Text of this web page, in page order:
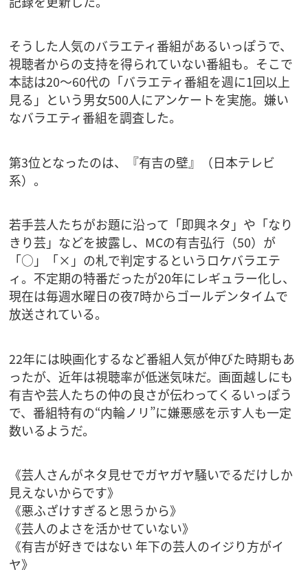
そうした人気のバラエティ番組があるいっぽうで、
視聴者からの支持を得られていない番組も。そこで
本誌は20～60代の「バラエティ番組を週に1回以上
見る」という男女500人にアンケートを実施。嫌い
なバラエティ番組を調査した。
第3位となったのは、『有吉の壁』（日本テレビ
系）。
若手芸人たちがお題に沿って「即興ネタ」や「なり
きり芸」などを披露し、MCの有吉弘行（50）が
「○」「×」の札で判定するというロケバラエテ
ィ。不定期の特番だったが20年にレギュラー化し、
現在は毎週水曜日の夜7時からゴールデンタイムで
放送されている。
22年には映画化するなど番組人気が伸びた時期もあ
ったが、近年は視聴率が低迷気味だ。画面越しにも
有吉や芸人たちの仲の良さが伝わってくるいっぽう
で、番組特有の“内輪ノリ”に嫌悪感を示す人も一定
数いるようだ。
《芸人さんがネタ見せでガヤガヤ騒いでるだけしか
見えないからです》
《悪ふざけすぎると思うから》
《芸人のよさを活かせていない》
《有吉が好きではない 年下の芸人のイジり方がイ
ヤ》